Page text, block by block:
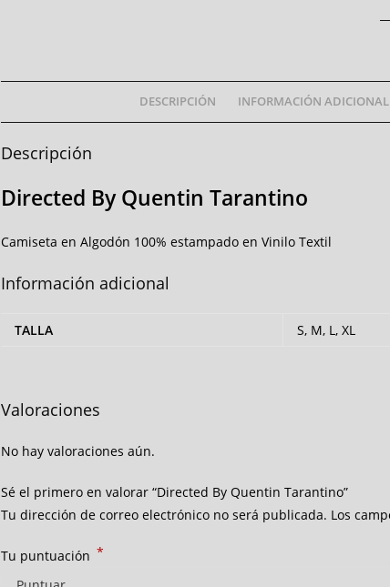
DESCRIPCIÓN INFORMACIÓN ADICIONAL
Descripción
Directed By Quentin Tarantino
Camiseta en Algodón 100% estampado en Vinilo Textil
Información adicional
TALLA S, M, L, XL
Valoraciones
No hay valoraciones aún.
Sé el primero en valorar “Directed By Quentin Tarantino”
Tu dirección de correo electrónico no será publicada. Los
Tu puntuación *